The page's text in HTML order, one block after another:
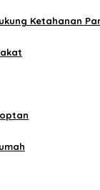
Ketahanan